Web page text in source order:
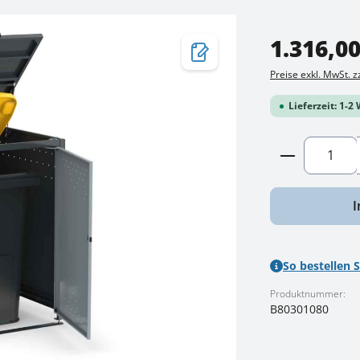
Regulärer Preis:
Preise exkl. MwSt.
Lieferzeit: 1-2
Produkt
So bestellen
Produktnummer:
B80301080